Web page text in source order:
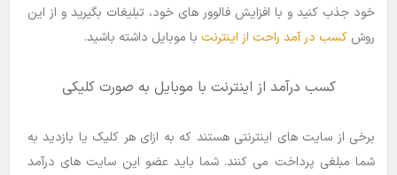
خود جذب کنید و با افزایش فالوور های خود، تبلیغات بگیرید و از این
روش کسب در آمد راحت از اینترنت با موبایل داشته باشید.
کسب درآمد از اینترنت با موبایل به صورت کلیکی
برخی از سایت های اینترنتی هستند که به ازای هر کلیک یا بازدید به
شما مبلغی پرداخت می کنند. شما باید عضو این سایت های درآمد